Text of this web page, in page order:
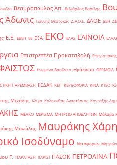
Βεσυρόπουλος Απ. Βιλιάρδος Βασίλης
Άδωνις Γιάννης Θεοτοκάς Δ.Α.Ο.Ε. ΔΑΟΕ ΔΕΗ
Ε.Ε. ΕΒΕΠ ΕΕ ΕΕΑ ΕΚΟ ΕΛΑΣ ΕΛΙΝΟΙΛ
Επιστρεπτέα Προκαταβολή Επιτροπάκης
Ηνωμένο Βασίλειο Ηράκλειο ΘΕΡΜΟΙΛ
ΠΑΡΕΜΒΑΣΗ ΚΕΔΑΚ ΚΕΠ ΚΕΡΔΟΦΟΡΙΑ ΚΙΝΑ ΚΤΕΟ
Μιχάλης Κλίμα Κολοκυθάς Αναστάσιος Κονταξής
ΜΕΛΚΟ ΜΕΡΙΣΜΑ ΜΗΤΡΩΟ ΑΠΟΒΛΗΤΩΝ Μάλαμα
Μανώλης Μαυράκης
Ισοδύναμο Μεταφορών Μητρώο
Γ. ΠΑΡΑΤΑΣΗ ΠΑΡΙΣΙ ΠΑΣΟΚ ΠΕΤΡΟΛΙΝΑ